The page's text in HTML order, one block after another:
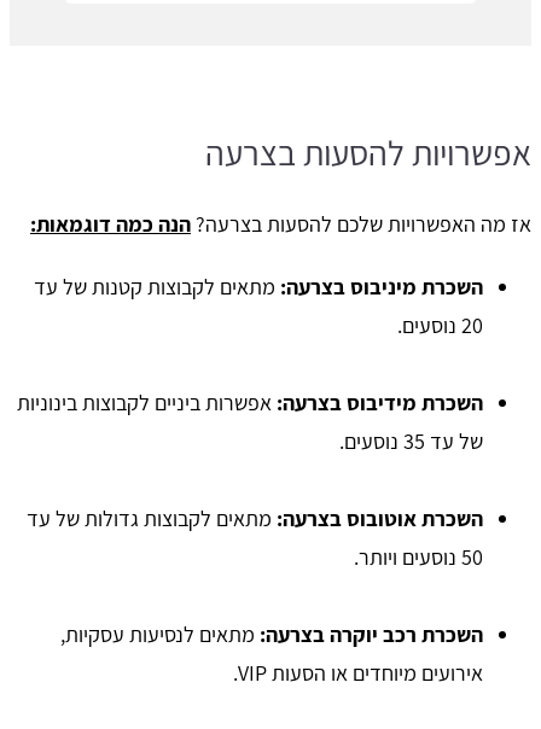
אפשרויות להסעות בצרעה
אז מה האפשרויות שלכם להסעות בצרעה? הנה כמה דוגמאות:
השכרת מיניבוס בצרעה: מתאים לקבוצות קטנות של עד
20 נוסעים.
השכרת מידיבוס בצרעה: אפשרות ביניים לקבוצות בינוניות
של עד 35 נוסעים.
השכרת אוטובוס בצרעה: מתאים לקבוצות גדולות של עד
50 נוסעים ויותר.
השכרת רכב יוקרה בצרעה: מתאים לנסיעות עסקיות,
אירועים מיוחדים או הסעות VIP.